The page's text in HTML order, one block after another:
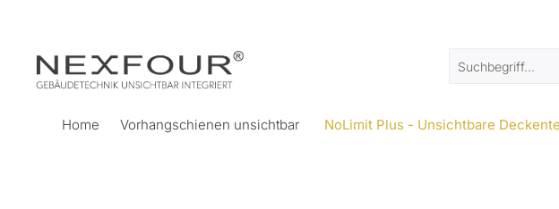
Home Vorhangschienen unsichtbar NoLimit Plus - Unsichtbare